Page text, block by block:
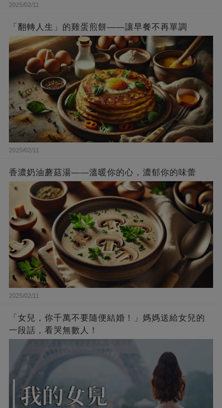
2025/02/11
「翻轉人生」的雞蛋煎餅——讓早餐不再單調
2025/02/11
香濃奶油蘑菇湯——溫暖你的心，濃郁你的味蕾
2025/02/11
「女兒，你千萬不要隨便結婚！」媽媽送給女兒的
一段話，看哭無數人！